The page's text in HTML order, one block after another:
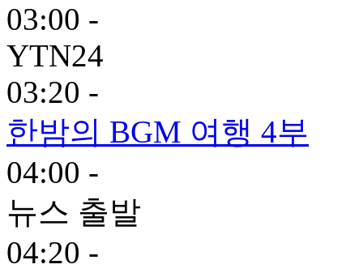
03:00 -
YTN24
03:20 -
한밤의 BGM 여행 4부
04:00 -
뉴스 출발
04:20 -